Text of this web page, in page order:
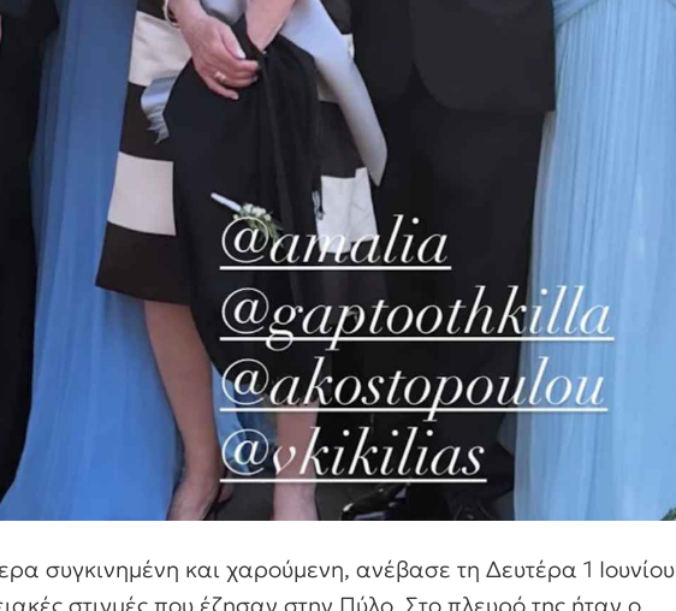
συγκινημένη και χαρούμενη, ανέβασε τη Δευτέρα 1 Ιουνίου
στιγμές που έζησαν στην Πύλο. Στο πλευρό της ήταν ο